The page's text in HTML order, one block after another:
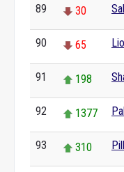
89 30
90 65
91 198
92 1377
93 310